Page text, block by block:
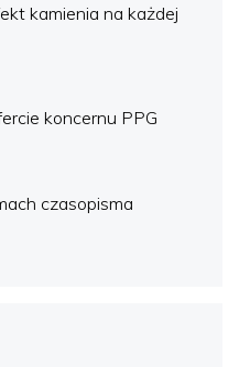
kamienia na każdej
koncernu PPG
czasopisma